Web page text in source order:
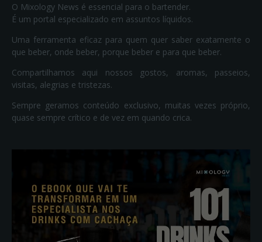
O Mixology News é essencial para o bartender.
É um portal especializado em assuntos líquidos.
Uma ferramenta eficaz para quem quer saber exatamente o
que beber, onde beber, porque beber e para que beber.
Compartilhamos aqui nossos gostos, aromas, passeios,
visitas, alegrias e tristezas.
Sempre geramos conteúdo exclusivo, muitas vezes próprio,
quase sempre crítico e de vez em quando crica.